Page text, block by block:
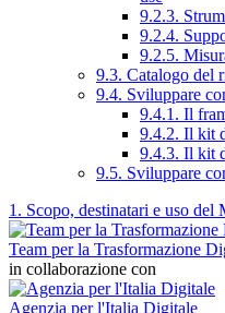
9.2.3.
9.2.4.
9.2.5.
9.3. Catalogo del
9.4. Sviluppare
9.4.1. Il
9.4.2. Il kit
9.4.3. Il kit
9.5. Sviluppare
1. Scopo, destinatari e uso del
Team per la Trasformazione
in collaborazione con
Agenzia per l'Italia Digitale